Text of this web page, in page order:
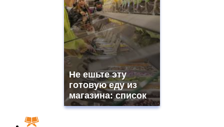
Не ешьте эту
готовую еду из
магазина: список